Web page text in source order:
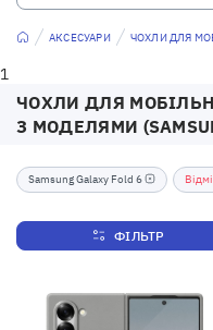
АКСЕСУАРИ ЧОХЛИ ДЛЯ
1
ЧОХЛИ ДЛЯ
З МОДЕЛЯМИ
Samsung Galaxy Fold 6
ФІЛЬТР